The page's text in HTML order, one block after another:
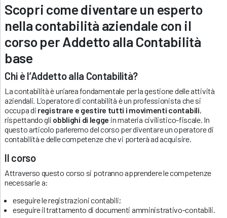
Scopri come diventare un esperto
nella contabilità aziendale con il
corso per Addetto alla Contabilità
base
Chi è l’Addetto alla Contabilità?
La contabilità è un’area fondamentale per la gestione delle attività
aziendali. L’operatore di contabilità è un professionista che si
occupa di registrare e gestire tutti i movimenti contabili,
rispettando gli obblighi di legge in materia civilistico-fiscale. In
questo articolo parleremo del corso per diventare un operatore di
contabilità e delle competenze che vi porterà ad acquisire.
Il corso
Attraverso questo corso si potranno apprendere le competenze
necessarie a:
eseguire le registrazioni contabili;
eseguire il trattamento di documenti amministrativo-contabili.